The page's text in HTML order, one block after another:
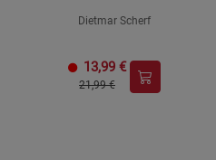
Dietmar Scherf
13,99 €
21,99 €